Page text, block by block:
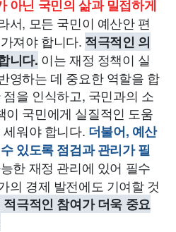
아닌 국민의 삶과 밀접하게
서, 모든 국민이 예산안 편
져야 합니다. 적극적인 의
니다. 이는 재정 정책이 실
영하는 데 중요한 역할을 합
을 인식하고, 국민과의 소
이 국민에게 실질적인 도움
워야 합니다. 더불어, 예산
있도록 점검과 관리가 필
한 재정 관리에 있어 필수
의 경제 발전에도 기여할 것
극적인 참여가 더욱 중요